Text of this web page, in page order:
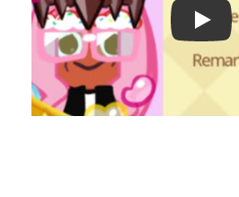
Play: